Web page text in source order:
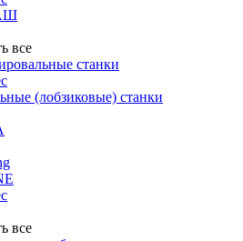
все
станки
(лобзиковые) станки
все